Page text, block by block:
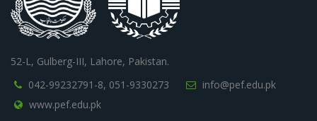
52-L, Gulberg-III, Lahore, Pakistan.
042-99232791-8, 051-9330273
info@pef.edu.pk
www.pef.edu.pk